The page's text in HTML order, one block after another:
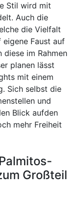
Stil wird mit
Auch die
die Vielfalt
Faust auf
diese im Rahmen
planen lässt
mit einem
Sich selbst die
und
Blick aufden
mehr Freiheit
Großteil